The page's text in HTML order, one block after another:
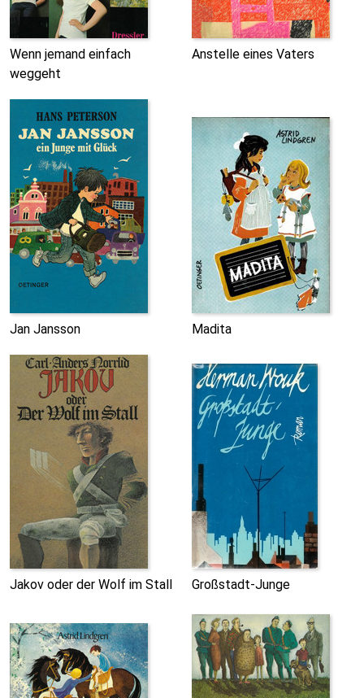
Wenn jemand einfach
weggeht
Anstelle eines Vaters
Jan Jansson Madita
Jakov oder der Wolf im Stall Großstadt-Junge